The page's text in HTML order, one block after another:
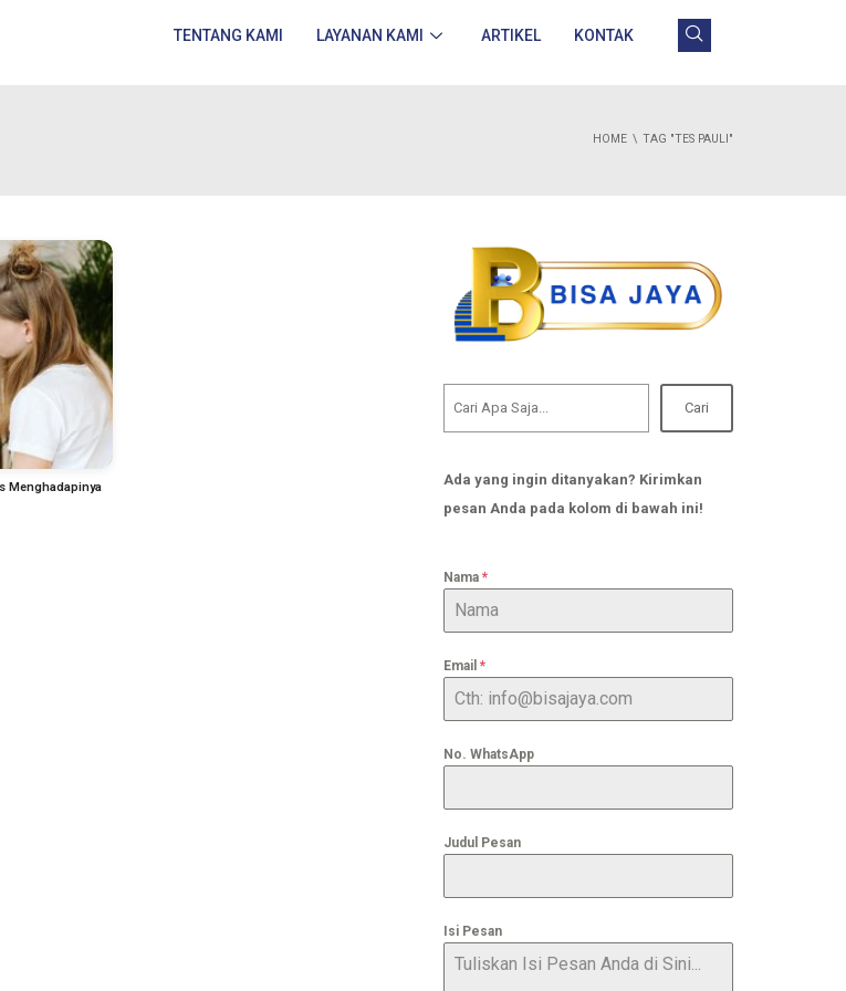
TENTANG KAMI LAYANAN KAMI ARTIKEL KONTAK
HOME TAG "TES PAULI"
Menghadapinya
Cari
Ada yang ingin ditanyakan? Kirimkan
pesan Anda pada kolom di bawah ini!
Nama *
Email *
No. WhatsApp
Judul Pesan
Isi Pesan